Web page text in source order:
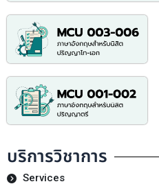
บริการวิชาการ
Services